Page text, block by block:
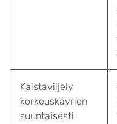
Kaistaviljely
korkeuskäyrien
suuntaisesti